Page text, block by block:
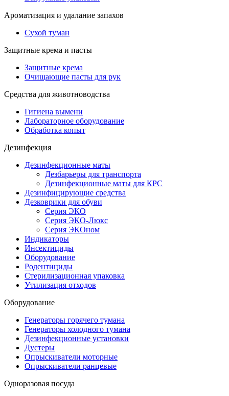
Ароматизация и удалание запахов
Сухой туман
Защитные крема и пасты
Защитные крема
Очищающие пасты для рук
Средства для животноводства
Гигиена вымени
Лабораторное оборудование
Обработка копыт
Дезинфекция
Дезинфекционные маты
Дезбарьеры для транспорта
Дезинфекционные маты для КРС
Дезинфицирующие средства
Дезковрики для обуви
Серия ЭКО
Серия ЭКО-Люкс
Серия ЭКОном
Индикаторы
Инсектициды
Оборудование
Родентициды
Стерилизационная упаковка
Утилизация отходов
Оборудование
Генераторы горячего тумана
Генераторы холодного тумана
Дезинфекционные установки
Дустеры
Опрыскиватели моторные
Опрыскиватели ранцевые
Одноразовая посуда